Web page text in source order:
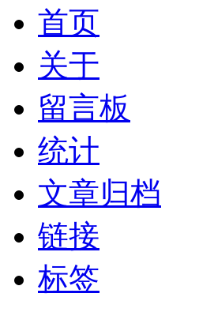
首页
关于
留言板
统计
文章归档
链接
标签